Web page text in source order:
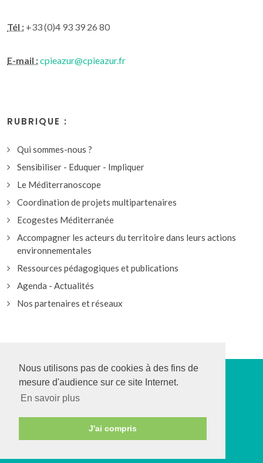
Nous utilisons pas de cookies à des fins de
mesure d'audience sur ce site Internet.
En savoir plus
J'ai compris
Tél : +33 (0)4 93 39 26 80
E-mail :cpieazur@cpieazur.fr
RUBRIQUE :
Qui sommes-nous ?
Sensibiliser - Eduquer - Impliquer
Le Méditerranoscope
Coordination de projets multipartenaires
Ecogestes Méditerranée
Accompagner les acteurs du territoire dans leurs actions
environnementales
Ressources pédagogiques et publications
Agenda - Actualités
Nos partenaires et réseaux
© CPIE Îles de Lérins et Pays d’Azur